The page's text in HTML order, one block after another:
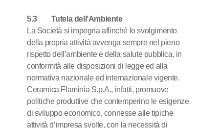
5.3 Tutela dell’Ambiente
La Società si impegna affinché lo svolgimento
della propria attività avvenga sempre nel pieno
rispetto dell’ambiente e della salute pubblica, in
conformità alle disposizioni di legge ed alla
normativa nazionale ed internazionale vigente.
Ceramica Flaminia S.p.A., infatti, promuove
politiche produttive che contemperino le esigenze
di sviluppo economico, connesse alle tipiche
attività d’impresa svolte, con la necessità di